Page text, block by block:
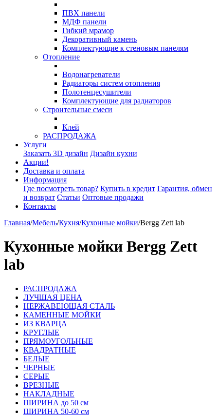
ПВХ панели
МДФ панели
Гибкий мрамор
Декоративный камень
Комплектующие к стеновым панелям
Отопление
Водонагреватели
Радиаторы систем отопления
Полотенцесушители
Комплектующие для радиаторов
Строительные смеси
Клей
РАСПРОДАЖА
Услуги
Заказать 3D дизайн Дизайн кухни
Акции!
Доставка и оплата
Информация
Где посмотреть товар? Купить в кредит Гарантия, обмен
и возврат Статьи Оптовые продажи
Контакты
Главная/Мебель/Кухня/Кухонные мойки/Bergg Zett lab
Кухонные мойки Bergg Zett
lab
РАСПРОДАЖА
ЛУЧШАЯ ЦЕНА
НЕРЖАВЕЮЩАЯ СТАЛЬ
КАМЕННЫЕ МОЙКИ
ИЗ КВАРЦА
КРУГЛЫЕ
ПРЯМОУГОЛЬНЫЕ
КВАДРАТНЫЕ
БЕЛЫЕ
ЧЕРНЫЕ
СЕРЫЕ
ВРЕЗНЫЕ
НАКЛАДНЫЕ
ШИРИНА до 50 см
ШИРИНА 50-60 см